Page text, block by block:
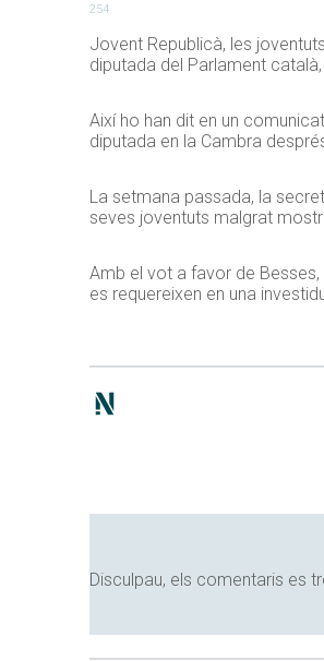
254
Jovent Republicà, les
diputada del Parlament
Així ho han dit en un
diputada en la Cambra
La setmana passada, la
seves joventuts malgrat
Amb el vot a favor de Besses,
es requereixen en una
Disculpau, els comentaris es